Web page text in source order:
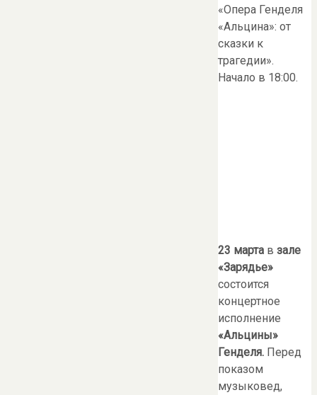
«Опера Генделя
«Альцина»: от
сказки к
трагедии».
Начало в 18:00.
23 марта в зале
«Зарядье»
состоится
концертное
исполнение
«Альцины»
Генделя. Перед
показом
музыковед,